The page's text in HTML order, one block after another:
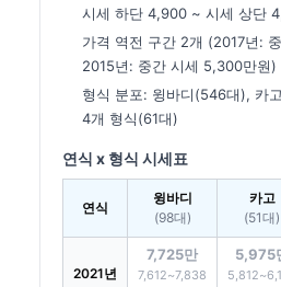
시세 하단 4,900 ~ 시세 상단
가격 역전 구간 2개 (2017년:
2015년: 중간 시세 5,300만원)
형식 분포: 윙바디(546대), 카
4개 형식(61대)
연식 x 형식 시세표
연식
윙바디
(98대)
카고
(51대)
2021년
7,725만
7,612~7,838
5,975